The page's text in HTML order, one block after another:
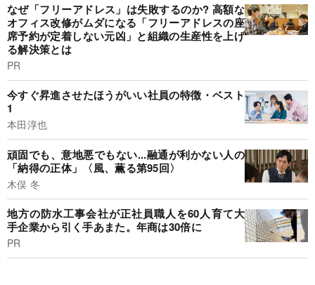
なぜ「フリーアドレス」は失敗するのか? 高額な
オフィス改修がムダになる「フリーアドレスの座
席予約が定着しない元凶」と組織の生産性を上げ
る解決策とは
PR
今すぐ昇進させたほうがいい社員の特徴・ベスト
1
本田淳也
頑固でも、意地悪でもない...融通が利かない人の
「納得の正体」〈風、薫る第95回〉
木俣 冬
地方の防水工事会社が正社員職人を60人育て大
手企業から引く手あまた。年商は30倍に
PR